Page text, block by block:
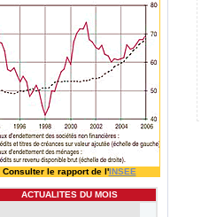
Consulter le rapport de l'INSEE
ACTUALITES DU MOIS